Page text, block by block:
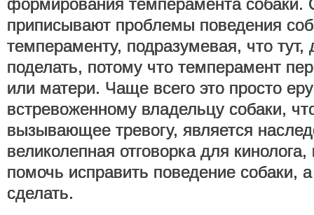
формирования темперамента
приписывают проблемы поведения
темпераменту, подразумевая, что тут,
поделать, потому что темперамент
или матери. Чаще всего это просто
встревоженному владельцу собаки,
вызывающее тревогу, является
великолепная отговорка для кинолога,
помочь исправить поведение собаки, а
сделать.